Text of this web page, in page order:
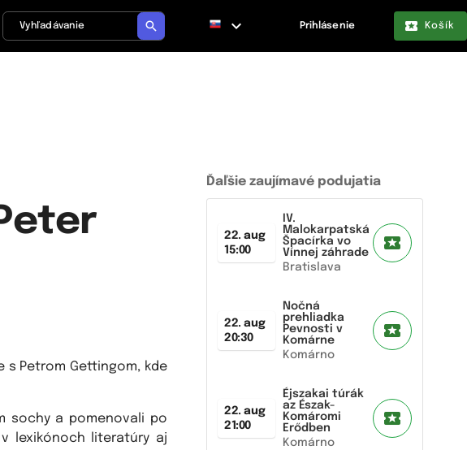
Prihlásenie Košík
s Petrom Gettingom, kde
sochy a pomenovali po
lexikónoch literatúry aj
Ďaľšie zaujímavé podujatia
22. aug
15:00
IV.
Malokarpatská
Špacírka vo
Vínnej záhrade
Bratislava
22. aug
20:30
Nočná
prehliadka
Pevnosti v
Komárne
Komárno
22. aug
21:00
Éjszakai túrák
az Észak-
Komáromi
Erődben
Komárno